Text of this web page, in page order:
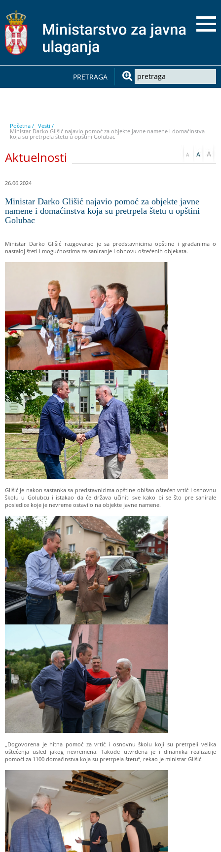
PRETRAGA
Početna / Vesti /
Ministar Darko Glišić najavio pomoć za objekte javne namene i domaćinstva
koja su pretrpela štetu u opštini Golubac
Aktuelnosti
26.06.2024
Ministar Darko Glišić najavio pomoć za objekte javne
namene i domaćinstva koja su pretrpela štetu u opštini
Golubac
Ministar Darko Glišić razgovarao je sa predstavnicima opštine i građanima o
nastaloj šteti i mogućnostima za saniranje i obnovu oštećenih objekata.
Glišić je nakon sastanka sa predstavnicima opštine obišao oštećen vrtić i osnovnu
školu u Golubcu i istakao da će država učiniti sve kako bi se što pre sanirale
posledice koje je nevreme ostavilo na objekte javne namene.
„Dogovorena je hitna pomoć za vrtić i osnovnu školu koji su pretrpeli velika
oštećenja usled jakog nevremena. Takođe utvrđena je i dinamika realizacije
pomoći za 1100 domaćinstva koja su pretrpela štetu“, rekao je ministar Glišić.